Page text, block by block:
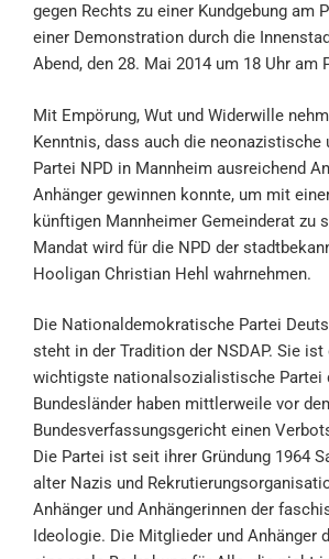
gegen Rechts zu einer Kundgebung am
einer Demonstration durch die
Abend, den 28. Mai 2014 um 18 Uhr am
Mit Empörung, Wut und Widerwille
Kenntnis, dass auch die
Partei NPD in Mannheim ausreichend
Anhänger gewinnen konnte, um mit
künftigen Mannheimer Gemeinderat zu
Mandat wird für die NPD der
Hooligan Christian Hehl wahrnehmen.
Die Nationaldemokratische Partei
steht in der Tradition der NSDAP. Sie ist
wichtigste nationalsozialistische Partei
Bundesländer haben mittlerweile vor
Bundesverfassungsgericht einen
Die Partei ist seit ihrer Gründung 1964
alter Nazis und
Anhänger und Anhängerinnen der
Ideologie. Die Mitglieder und Anhänger